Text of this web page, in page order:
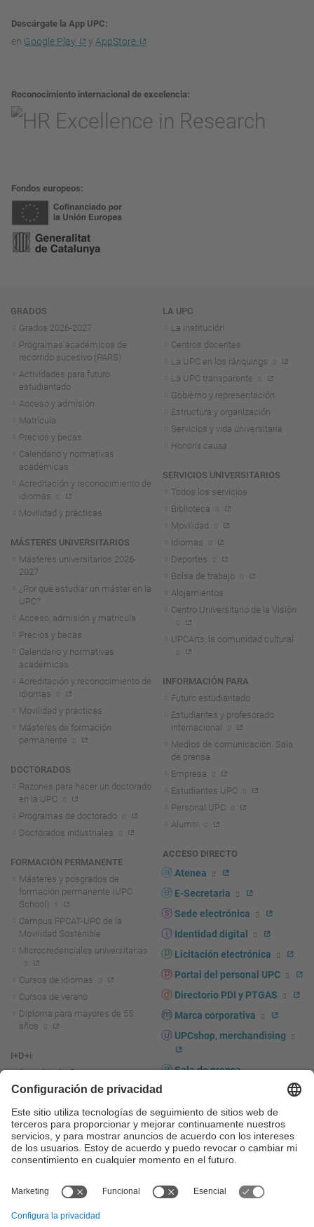
Descárgate la App UPC
en Google Play y AppStore
Reconocimiento internacional de excelencia
Fondos europeos
Navegación
GRADOS
Grados 2026-2027
Programas académicos de
recorrido sucesivo (PARS)
Actividades para futuro
estudiantado
Acceso y admisión
Matrícula
Precios y becas
Calendario y normativas
académicas
Acreditación y reconocimiento de
idiomas
Movilidad y prácticas
MÁSTERES UNIVERSITARIOS
Másteres universitarios 2026-
2027
¿Por qué estudiar un máster en la
UPC?
Acceso, admisión y matrícula
Precios y becas
Calendario y normativas
académicas
Acreditación y reconocimiento de
idiomas
Movilidad y prácticas
Másteres de formación
permanente
DOCTORADOS
Razones para hacer un doctorado
en la UPC
Programas de doctorado
Doctorados industriales
FORMACIÓN PERMANENTE
Másteres y posgrados de
formación permanente (UPC
School)
Campus FPCAT-UPC de la
Movilidad Sostenible
Microcredenciales universitarias
Cursos de idiomas
Cursos de verano
Diploma para mayores de 55
años
I+D+i
Actualidad I+D+I
La investigación en la UPC
Fomento y apoyo a la
investigación
La transferencia, el
emprendimiento y la innovación
en la UPC
transferencia, el emprendimiento
Servicios a las empresas
LA UPC
La institución
Centros docentes
La UPC en los ránquings
La UPC transparente
Gobierno y representación
Estructura y organización
Servicios y vida universitaria
Honoris causa
SERVICIOS UNIVERSITARIOS
Todos los servicios
Biblioteca
Movilidad
Idiomas
Deportes
Bolsa de trabajo
Alojamientos
Centro Universitario de la Visión
UPCArts, la comunidad cultural
INFORMACIÓN PARA
Futuro estudiantado
Estudiantes y profesorado
internacional
Medios de comunicación. Sala
de prensa
Empresa
Estudiantes UPC
Personal UPC
Alumni
ACCESO DIRECTO
Atenea
E-Secretaria
Sede electrónica
Identidad digital
Licitación electrónica
Portal del personal UPC
Directorio PDI y PTGAS
Marca corporativa
UPCshop, merchandising
Sala de prensa